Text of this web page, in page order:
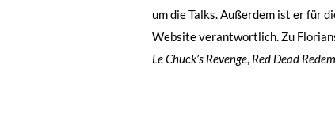
um die Talks. Außerdem ist er für
Website verantwortlich. Zu
Le Chuck’s Revenge Red Dead